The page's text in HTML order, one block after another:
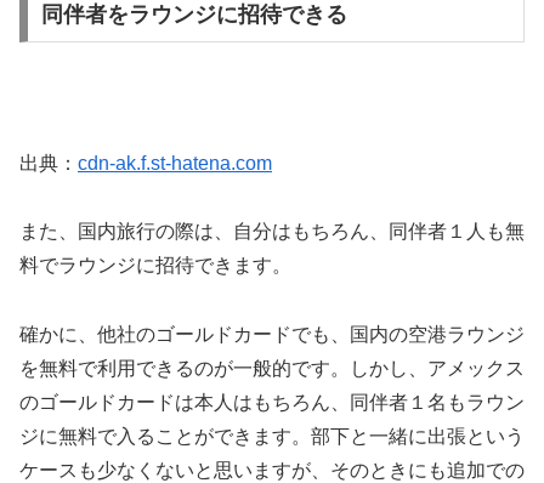
同伴者をラウンジに招待できる
出典： cdn-ak.f.st-hatena.com
また、国内旅行の際は、自分はもちろん、同伴者１人も無
料でラウンジに招待できます。
確かに、他社のゴールドカードでも、国内の空港ラウンジ
を無料で利用できるのが一般的です。しかし、アメックス
のゴールドカードは本人はもちろん、同伴者１名もラウン
ジに無料で入ることができます。部下と一緒に出張という
ケースも少なくないと思いますが、そのときにも追加での